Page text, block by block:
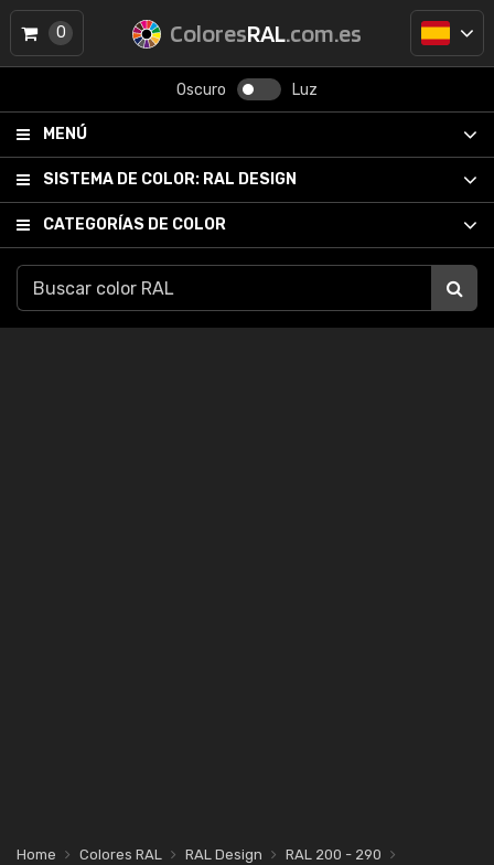
ColoresRAL.com.es
Oscuro Luz
MENÚ
SISTEMA DE COLOR: RAL DESIGN
CATEGORÍAS DE COLOR
0
Home Colores RAL RAL Design
RAL 200 - 290